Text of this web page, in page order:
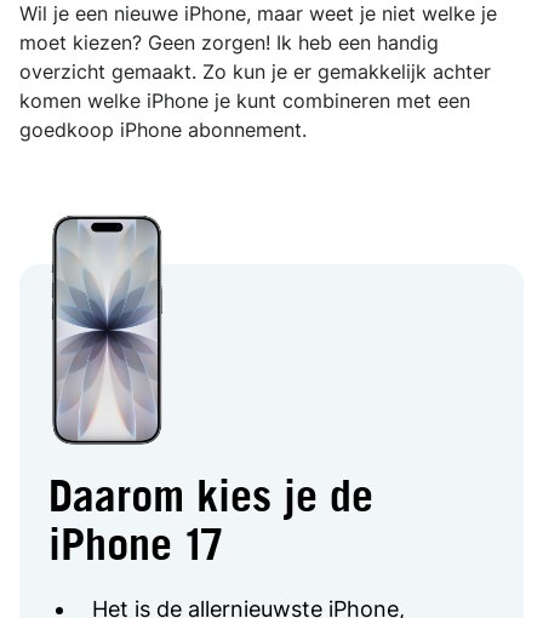
Wil je een nieuwe iPhone, maar weet je niet welke je
moet kiezen? Geen zorgen! Ik heb een handig
overzicht gemaakt. Zo kun je er gemakkelijk achter
komen welke iPhone je kunt combineren met een
goedkoop iPhone abonnement.
Daarom kies je de
iPhone 17
Het is de allernieuwste iPhone,